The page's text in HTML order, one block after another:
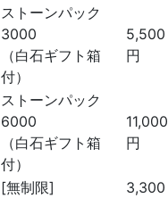
ストーンパック
3000
（白石ギフト箱
付）
5,500
円
ストーンパック
6000
（白石ギフト箱
付）
11,000
円
[無制限]
3,300